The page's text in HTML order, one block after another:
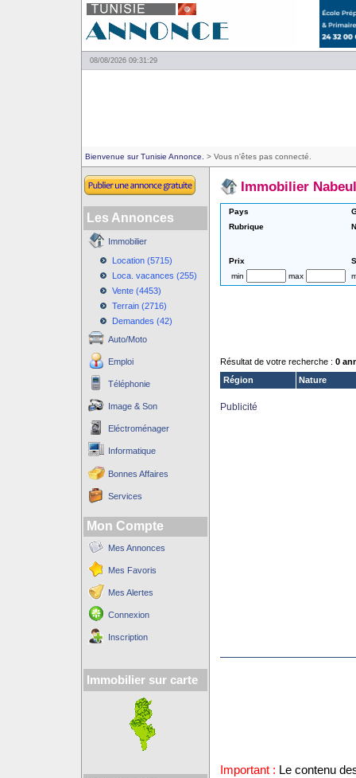
08/08/2026 09:31:29
Bienvenue sur Tunisie Annonce. > Vous n'êtes pas connecté.
Les Annonces
Immobilier
Location (5715)
Loca. vacances (255)
Vente (4453)
Terrain (2716)
Demandes (42)
Auto/Moto
Emploi
Téléphonie
Image & Son
Eléctroménager
Informatique
Bonnes Affaires
Services
Mon Compte
Mes Annonces
Mes Favoris
Mes Alertes
Connexion
Inscription
Immobilier sur carte
Immobilier Nabeul
Pays
Rubrique
Prix
min
max
Résultat de votre recherche : 0
Région
Nature
Publicité
Important : Le contenu